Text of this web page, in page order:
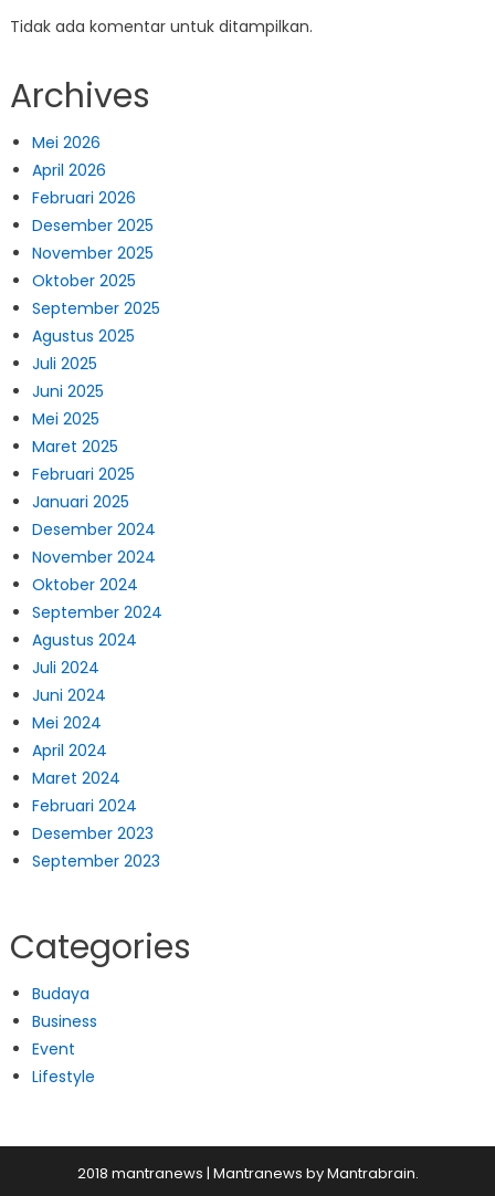
Tidak ada komentar untuk ditampilkan.
Archives
Mei 2026
April 2026
Februari 2026
Desember 2025
November 2025
Oktober 2025
September 2025
Agustus 2025
Juli 2025
Juni 2025
Mei 2025
Maret 2025
Februari 2025
Januari 2025
Desember 2024
November 2024
Oktober 2024
September 2024
Agustus 2024
Juli 2024
Juni 2024
Mei 2024
April 2024
Maret 2024
Februari 2024
Desember 2023
September 2023
Categories
Budaya
Business
Event
Lifestyle
2018 mantranews | Mantranews byMantrabrain.